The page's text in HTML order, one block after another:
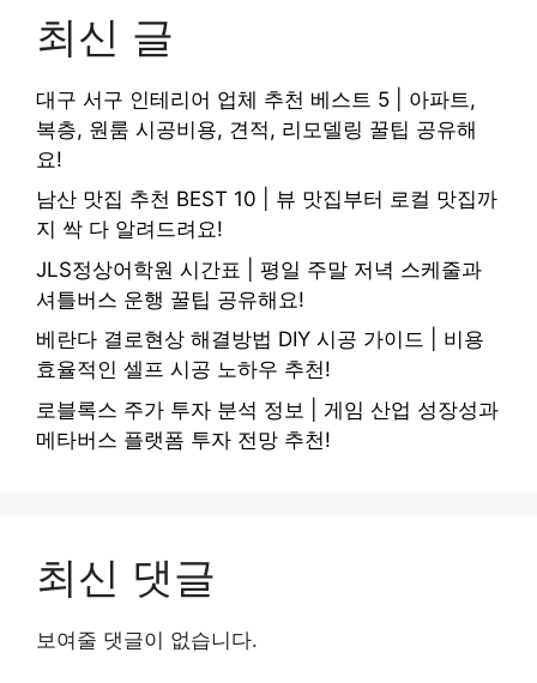
최신 글
대구 서구 인테리어 업체 추천 베스트 5 | 아파트,
복층, 원룸 시공비용, 견적, 리모델링 꿀팁 공유해
요!
남산 맛집 추천 BEST 10 | 뷰 맛집부터 로컬 맛집까
지 싹 다 알려드려요!
JLS정상어학원 시간표 | 평일 주말 저녁 스케줄과
셔틀버스 운행 꿀팁 공유해요!
베란다 결로현상 해결방법 DIY 시공 가이드 | 비용
효율적인 셀프 시공 노하우 추천!
로블록스 주가 투자 분석 정보 | 게임 산업 성장성과
메타버스 플랫폼 투자 전망 추천!
최신 댓글
보여줄 댓글이 없습니다.